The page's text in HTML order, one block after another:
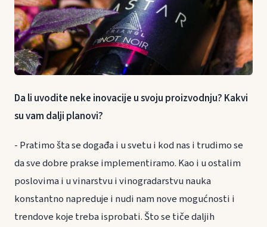
Da li uvodite neke inovacije u svoju proizvodnju? Kakvi
su vam dalji planovi?
- Pratimo šta se događa i u svetu i kod nas i trudimo se
da sve dobre prakse implementiramo. Kao i u ostalim
poslovima i u vinarstvu i vinogradarstvu nauka
konstantno napreduje i nudi nam nove mogućnosti i
trendove koje treba isprobati. Što se tiče daljih